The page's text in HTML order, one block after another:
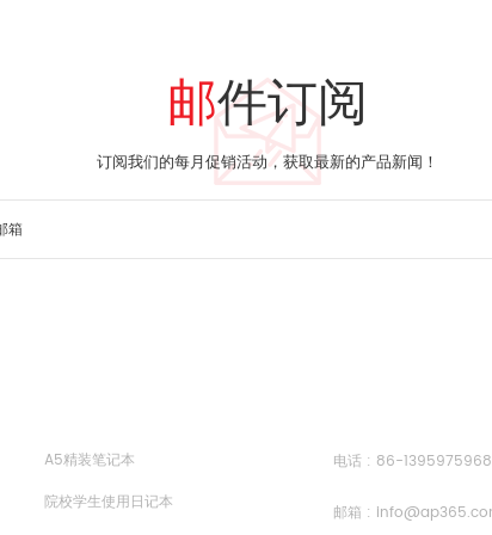
邮件订阅
订阅我们的每月促销活动，获取最新的产品新闻！
A5精装笔记本
院校学生使用日记本
电话 : 86-
邮箱 :